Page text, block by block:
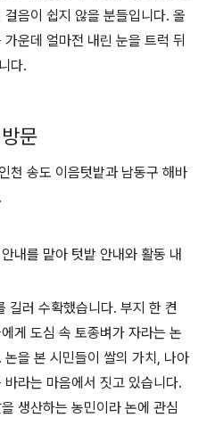
음이 쉽지 않을 분들입니다. 올
운데 얼마전 내린 눈을 트럭 뒤
다.
문
천 송도 이음텃밭과 남동구 해바
내를 맡아 텃밭 안내와 활동 내
길러 수확했습니다. 부지 한 켠
게 도심 속 토종벼가 자라는 논
을 본 시민들이 쌀의 가치, 나아
라는 마음에서 짓고 있습니다.
생산하는 농민이라 논에 관심